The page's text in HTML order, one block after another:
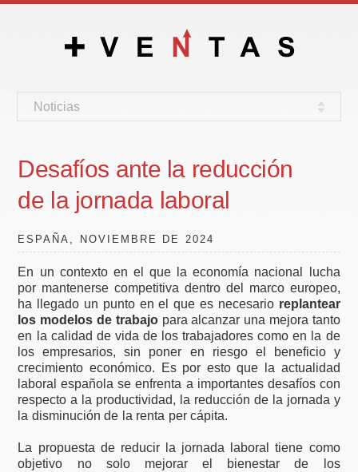
Noticias
Desafíos ante la reducción
de la jornada laboral
ESPAÑA, NOVIEMBRE DE 2024
En un contexto en el que la economía nacional lucha
por mantenerse competitiva dentro del marco europeo,
ha llegado un punto en el que es necesario replantear
los modelos de trabajopara alcanzar una mejora tanto
en la calidad de vida de los trabajadores como en la de
los empresarios, sin poner en riesgo el beneficio y
crecimiento económico. Es por esto que la actualidad
laboral española se enfrenta a importantes desafíos con
respecto a la productividad, la reducción de la jornada y
la disminución de la renta per cápita.
La propuesta de reducir la jornada laboral tiene como
objetivo no solo mejorar el bienestar de los